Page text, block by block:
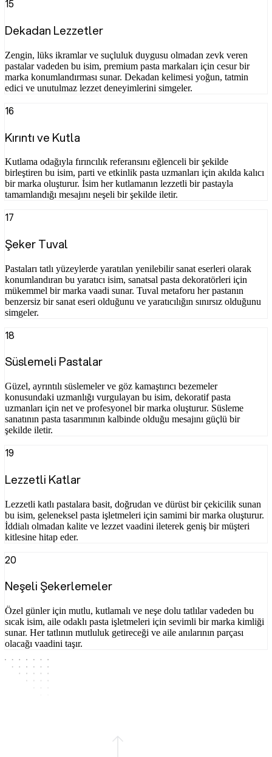
15
Dekadan Lezzetler
Zengin, lüks ikramlar ve suçluluk duygusu olmadan zevk veren
pastalar vadeden bu isim, premium pasta markaları için cesur bir
marka konumlandırması sunar. Dekadan kelimesi yoğun, tatmin
edici ve unutulmaz lezzet deneyimlerini simgeler.
16
Kırıntı ve Kutla
Kutlama odağıyla fırıncılık referansını eğlenceli bir şekilde
birleştiren bu isim, parti ve etkinlik pasta uzmanları için akılda kalıcı
bir marka oluşturur. İsim her kutlamanın lezzetli bir pastayla
tamamlandığı mesajını neşeli bir şekilde iletir.
17
Şeker Tuval
Pastaları tatlı yüzeylerde yaratılan yenilebilir sanat eserleri olarak
konumlandıran bu yaratıcı isim, sanatsal pasta dekoratörleri için
mükemmel bir marka vaadi sunar. Tuval metaforu her pastanın
benzersiz bir sanat eseri olduğunu ve yaratıcılığın sınırsız olduğunu
simgeler.
18
Süslemeli Pastalar
Güzel, ayrıntılı süslemeler ve göz kamaştırıcı bezemeler
konusundaki uzmanlığı vurgulayan bu isim, dekoratif pasta
uzmanları için net ve profesyonel bir marka oluşturur. Süsleme
sanatının pasta tasarımının kalbinde olduğu mesajını güçlü bir
şekilde iletir.
19
Lezzetli Katlar
Lezzetli katlı pastalara basit, doğrudan ve dürüst bir çekicilik sunan
bu isim, geleneksel pasta işletmeleri için samimi bir marka oluşturur.
İddialı olmadan kalite ve lezzet vaadini ileterek geniş bir müşteri
kitlesine hitap eder.
20
Neşeli Şekerlemeler
Özel günler için mutlu, kutlamalı ve neşe dolu tatlılar vadeden bu
sıcak isim, aile odaklı pasta işletmeleri için sevimli bir marka kimliği
sunar. Her tatlının mutluluk getireceği ve aile anılarının parçası
olacağı vaadini taşır.